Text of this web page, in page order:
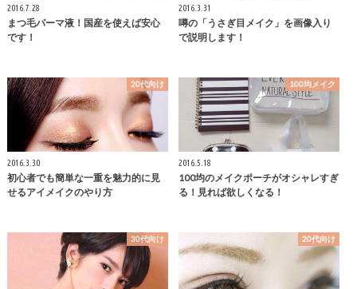
2016.7.28
まつ毛パーマ液！国産を使えば安心
です！
2016.3.31
噂の「うさぎ目メイク」を画像入り
で説明します！
20代向け
2016.3.30
初心者でも簡単な一重を魅力的に見
せるアイメイクのやり方
100均メイク
2016.5.18
100均のメイクポーチがオシャレすぎ
る！見れば欲しくなる！
30代向け 20代向け